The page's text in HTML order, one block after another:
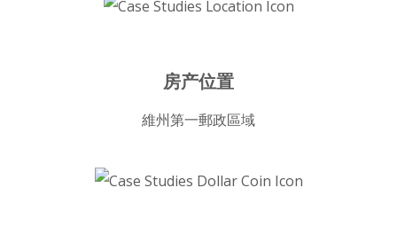
房产位置
維州第一郵政區域